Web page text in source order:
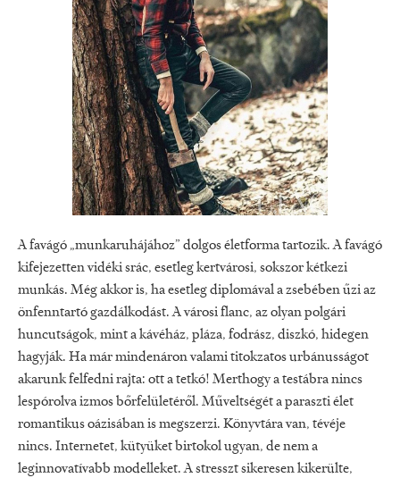
A favágó „munkaruhájához” dolgos életforma tartozik. A favágó
kifejezetten vidéki srác, esetleg kertvárosi, sokszor kétkezi
munkás. Még akkor is, ha esetleg diplomával a zsebében űzi az
önfenntartó gazdálkodást. A városi flanc, az olyan polgári
huncutságok, mint a kávéház, pláza, fodrász, diszkó, hidegen
hagyják. Ha már mindenáron valami titokzatos urbánusságot
akarunk felfedni rajta: ott a tetkó! Merthogy a testábra nincs
lespórolva izmos bőrfelületéről. Műveltségét a paraszti élet
romantikus oázisában is megszerzi. Könyvtára van, tévéje
nincs. Internetet, kütyüket birtokol ugyan, de nem a
leginnovatívabb modelleket. A stresszt sikeresen kikerülte,